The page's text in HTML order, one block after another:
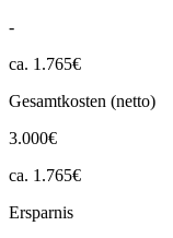
-
ca. 1.765€
Gesamtkosten (netto)
3.000€
ca. 1.765€
Ersparnis